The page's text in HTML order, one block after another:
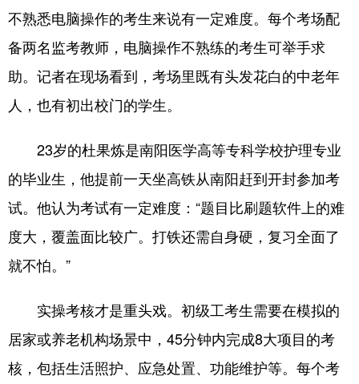
不熟悉电脑操作的考生来说有一定难度。每个考场配
备两名监考教师，电脑操作不熟练的考生可举手求
助。记者在现场看到，考场里既有头发花白的中老年
人，也有初出校门的学生。
23岁的杜果炼是南阳医学高等专科学校护理专业
的毕业生，他提前一天坐高铁从南阳赶到开封参加考
试。他认为考试有一定难度：“题目比刷题软件上的难
度大，覆盖面比较广。打铁还需自身硬，复习全面了
就不怕。”
实操考核才是重头戏。初级工考生需要在模拟的
居家或养老机构场景中，45分钟内完成8大项目的考
核，包括生活照护、应急处置、功能维护等。每个考